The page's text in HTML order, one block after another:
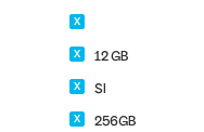
12 GB
SI
256GB